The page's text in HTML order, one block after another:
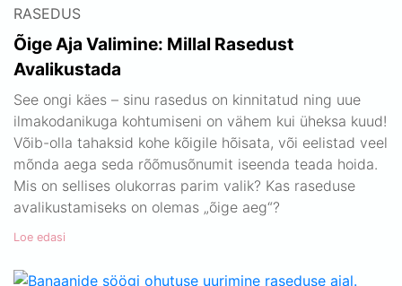
RASEDUS
Õige Aja Valimine: Millal Rasedust
Avalikustada
See ongi käes – sinu rasedus on kinnitatud ning uue
ilmakodanikuga kohtumiseni on vähem kui üheksa kuud!
Võib-olla tahaksid kohe kõigile hõisata, või eelistad veel
mõnda aega seda rõõmusõnumit iseenda teada hoida.
Mis on sellises olukorras parim valik? Kas raseduse
avalikustamiseks on olemas „õige aeg“?
Loe edasi